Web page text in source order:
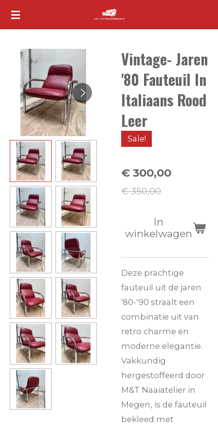
Ga
hoofdinhoud
Vintage- Jaren
'80 Fauteuil In
Italiaans Rood
Leer
Sale!
€ 300,00
€ 350,00
In
winkelwagen
Deze prachtige
fauteuil uit de jaren
'80-'90 straalt een
combinatie uit van
retro charme en
moderne elegantie.
Vakkundig
hergestoffeerd door
M&T Naaiatelier in
Megen, is de fauteuil
bekleed met